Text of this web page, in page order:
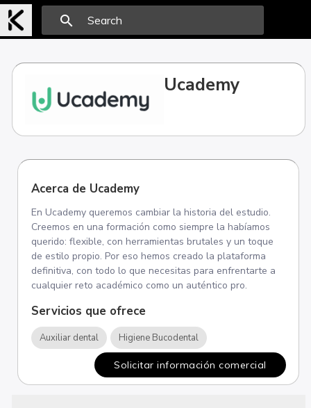
search
Ucademy
Acerca de Ucademy
En Ucademy queremos cambiar la historia del estudio.
Creemos en una formación como siempre la habíamos
querido: flexible, con herramientas brutales y un toque
de estilo propio. Por eso hemos creado la plataforma
definitiva, con todo lo que necesitas para enfrentarte a
cualquier reto académico como un auténtico pro.
Servicios que ofrece
Auxiliar dental Higiene Bucodental
Solicitar información comercial